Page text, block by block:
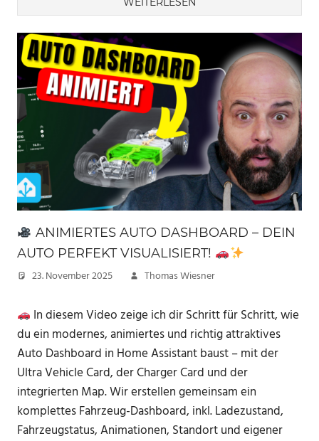
ANIMIERTES AUTO DASHBOARD – DEIN
AUTO PERFEKT VISUALISIERT!
23. November 2025 Thomas Wiesner
In diesem Video zeige ich dir Schritt für Schritt, wie
du ein modernes, animiertes und richtig attraktives
Auto Dashboard in Home Assistant baust – mit der
Ultra Vehicle Card, der Charger Card und der
integrierten Map. Wir erstellen gemeinsam ein
komplettes Fahrzeug-Dashboard, inkl. Ladezustand,
Fahrzeugstatus, Animationen, Standort und eigener